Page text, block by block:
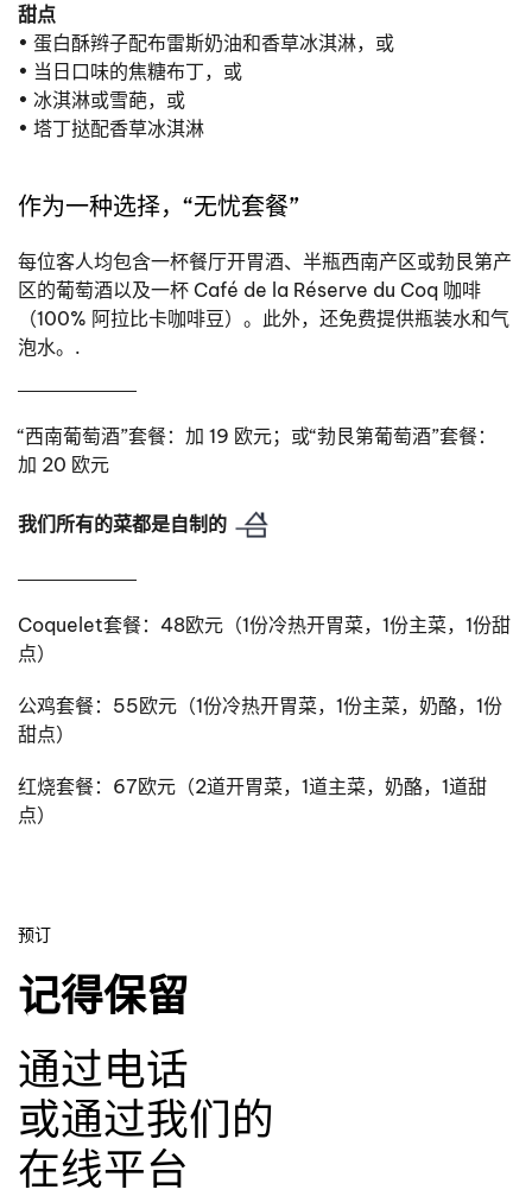
甜点
• 蛋白酥辫子配布雷斯奶油和香草冰淇淋，或
• 当日口味的焦糖布丁，或
• 冰淇淋或雪葩，或
• 塔丁挞配香草冰淇淋
作为一种选择，“无忧套餐”
每位客人均包含一杯餐厅开胃酒、半瓶西南产区或勃艮第产
区的葡萄酒以及一杯 Café de la Réserve du Coq 咖啡
（100% 阿拉比卡咖啡豆）。此外，还免费提供瓶装水和气
泡水。.
“西南葡萄酒”套餐：加 19 欧元；或“勃艮第葡萄酒”套餐：
加 20 欧元
我们所有的菜都是自制的
Coquelet套餐：48欧元（1份冷热开胃菜，1份主菜，1份甜
点）
公鸡套餐：55欧元（1份冷热开胃菜，1份主菜，奶酪，1份
甜点）
红烧套餐：67欧元（2道开胃菜，1道主菜，奶酪，1道甜
点）
预订
记得保留
通过电话
或通过我们的
在线平台